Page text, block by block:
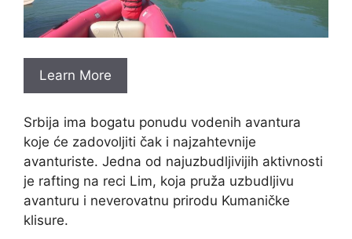
Learn More
Srbija ima bogatu ponudu vodenih avantura
koje će zadovoljiti čak i najzahtevnije
avanturiste. Jedna od najuzbudljivijih aktivnosti
je rafting na reci Lim, koja pruža uzbudljivu
avanturu i neverovatnu prirodu Kumaničke
klisure.